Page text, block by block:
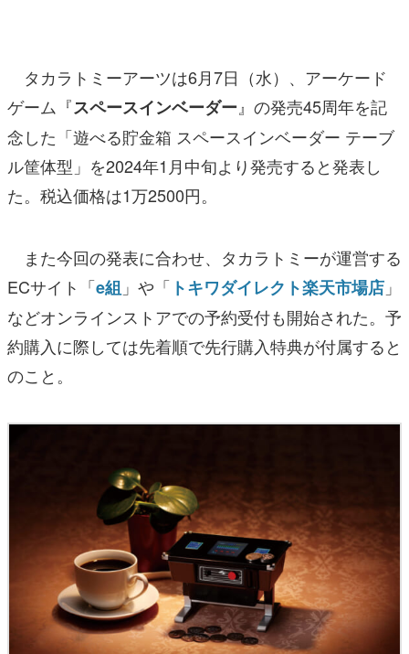
アプリレビュー
その他
電ファミニコゲーマーとは？
運営：株式会社マレ
タカラトミーアーツは6月7日（水）、アーケード
ゲーム『スペースインベーダー』の発売45周年を記
念した「遊べる貯金箱 スペースインベーダー テーブ
ル筐体型」を2024年1月中旬より発売すると発表し
た。税込価格は1万2500円。
また今回の発表に合わせ、タカラトミーが運営する
ECサイト「e組 」や「 トキワダイレクト楽天市場店 」
などオンラインストアでの予約受付も開始された。予
約購入に際しては先着順で先行購入特典が付属すると
のこと。